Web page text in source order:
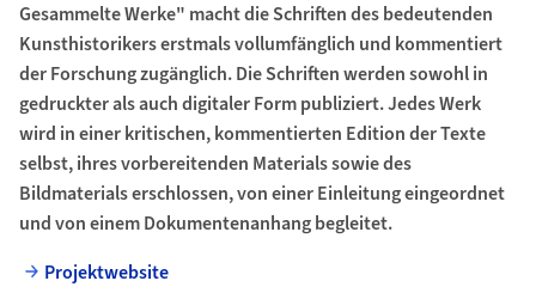
Gesammelte Werke" macht die Schriften des bedeutenden
Kunsthistorikers erstmals vollumfänglich und kommentiert
der Forschung zugänglich. Die Schriften werden sowohl in
gedruckter als auch digitaler Form publiziert. Jedes Werk
wird in einer kritischen, kommentierten Edition der Texte
selbst, ihres vorbereitenden Materials sowie des
Bildmaterials erschlossen, von einer Einleitung eingeordnet
und von einem Dokumentenanhang begleitet.
Projektwebsite